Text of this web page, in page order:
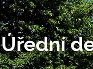
Úřední